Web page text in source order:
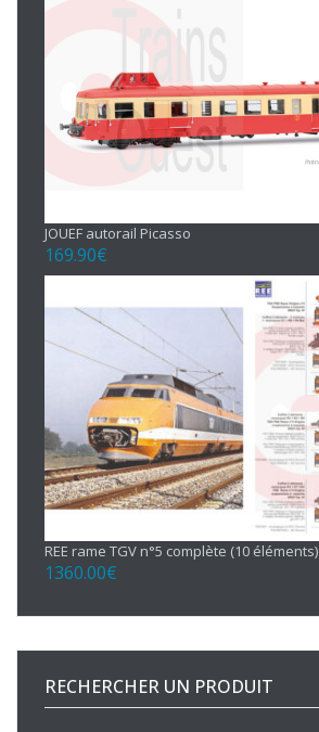
JOUEF autorail Picasso
169.90€
REE rame TGV n°5 complète (10 éléments)
1360.00€
RECHERCHER UN PRODUIT